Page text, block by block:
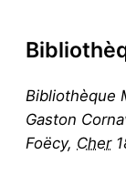
Bibliothèque
Gaston
Foëcy, Cher